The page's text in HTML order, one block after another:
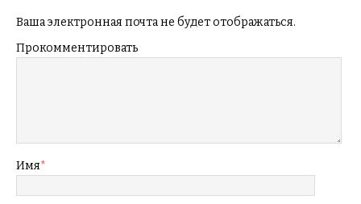
Ваша электронная почта не будет отображаться.
Прокомментировать
Имя*